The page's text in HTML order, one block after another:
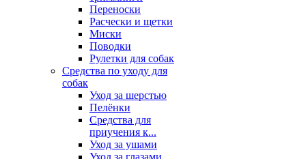
Переноски
Расчески и щетки
Миски
Поводки
Рулетки для собак
Средства по уходу для
собак
Уход за шерстью
Пелёнки
Средства для
приучения к...
Уход за ушами
Уход за глазами